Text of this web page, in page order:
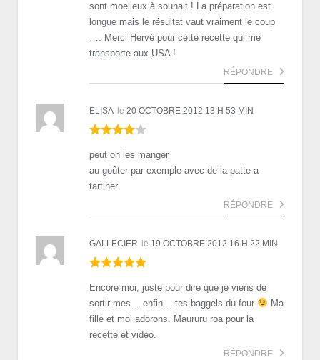
sont moelleux à souhait ! La préparation est
longue mais le résultat vaut vraiment le coup
…. Merci Hervé pour cette recette qui me
transporte aux USA !
RÉPONDRE
ELISA le 20 OCTOBRE 2012 13 H 53 MIN
peut on les manger
au goûter par exemple avec de la patte a
tartiner
RÉPONDRE
GALLECIER le 19 OCTOBRE 2012 16 H 22 MIN
Encore moi, juste pour dire que je viens de
sortir mes… enfin… tes baggels du four
Ma
fille et moi adorons. Maururu roa pour la
recette et vidéo.
RÉPONDRE